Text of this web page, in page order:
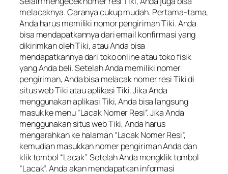
melacaknya. Caranya cukup mudah. Pertama-tama,
Anda harus memiliki nomor pengiriman Tiki. Anda
bisa mendapatkannya dari email konfirmasi yang
dikirimkan oleh Tiki, atau Anda bisa
mendapatkannya dari toko online atau toko fisik
yang Anda beli. Setelah Anda memiliki nomer
pengiriman, Anda bisa melacak nomer resi Tiki di
situs web Tiki atau aplikasi Tiki. Jika Anda
menggunakan aplikasi Tiki, Anda bisa langsung
masuk ke menu “Lacak Nomer Resi”. Jika Anda
menggunakan situs web Tiki, Anda harus
mengarahkan ke halaman “Lacak Nomer Resi”,
kemudian masukkan nomer pengiriman Anda dan
klik tombol “Lacak”. Setelah Anda mengklik tombol
“Lacak”, Anda akan mendapatkan informasi